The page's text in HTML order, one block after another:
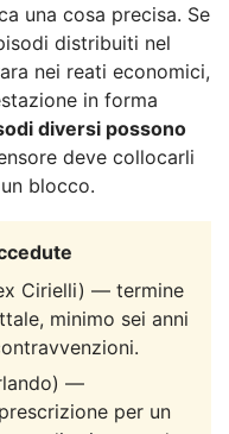
una cosa precisa. Se
distribuiti nel
nei reati economici,
in forma
diversi possono
deve collocarli
blocco.
Cirielli) — termine
minimo sei anni
—
per un